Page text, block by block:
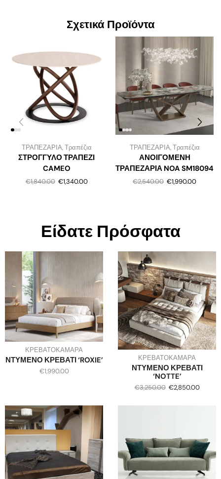
Σχετικά Προϊόντα
ΤΡΑΠΕΖΑΡΙΑ,Τραπέζια
ΣΤΡΟΓΓΥΛΟ ΤΡΑΠΕΖΙ
CAMEO
€1,840.00 €1,340.00
ΤΡΑΠΕΖΑΡΙΑ,Τραπέζια
ΑΝΟΙΓΟΜΕΝΗ
ΤΡΑΠΕΖΑΡΙΑ NOA SM18094
€2,540.00 €1,990.00
Είδατε Πρόσφατα
ΚΡΕΒΑΤΟΚΑΜΑΡΑ
ΝΤΥΜΕΝΟ ΚΡΕΒΑΤΙ ‘ROXIE’
€1,990.00
ΚΡΕΒΑΤΟΚΑΜΑΡΑ
ΝΤΥΜΕΝΟ ΚΡΕΒΑΤΙ
‘NOTTE’
€3,250.00 €2,850.00